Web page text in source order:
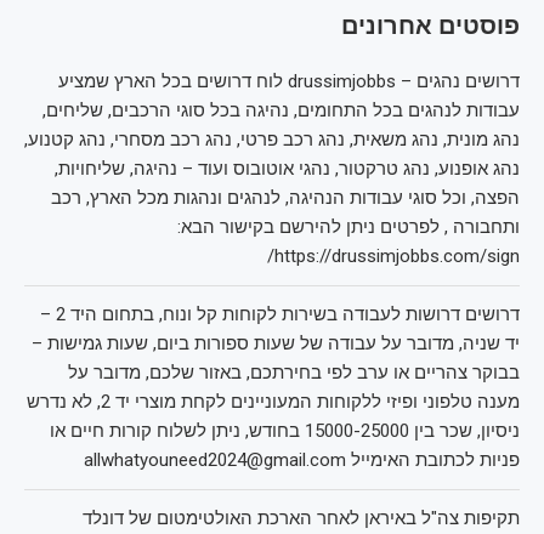
פוסטים אחרונים
דרושים נהגים – drussimjobbs לוח דרושים בכל הארץ שמציע
עבודות לנהגים בכל התחומים, נהיגה בכל סוגי הרכבים, שליחים,
נהג מונית, נהג משאית, נהג רכב פרטי, נהג רכב מסחרי, נהג קטנוע,
נהג אופנוע, נהג טרקטור, נהגי אוטובוס ועוד – נהיגה, שליחויות,
הפצה, וכל סוגי עבודות הנהיגה, לנהגים ונהגות מכל הארץ, רכב
ותחבורה , לפרטים ניתן להירשם בקישור הבא:
https://drussimjobbs.com/sign/
דרושים דרושות לעבודה בשירות לקוחות קל ונוח, בתחום היד 2 –
יד שניה, מדובר על עבודה של שעות ספורות ביום, שעות גמישות –
בבוקר צהריים או ערב לפי בחירתכם, באזור שלכם, מדובר על
מענה טלפוני ופיזי ללקוחות המעוניינים לקחת מוצרי יד 2, לא נדרש
ניסיון, שכר בין 15000-25000 בחודש, ניתן לשלוח קורות חיים או
פניות לכתובת האימייל allwhatyouneed2024@gmail.com
תקיפות צה"ל באיראן לאחר הארכת האולטימטום של דונלד